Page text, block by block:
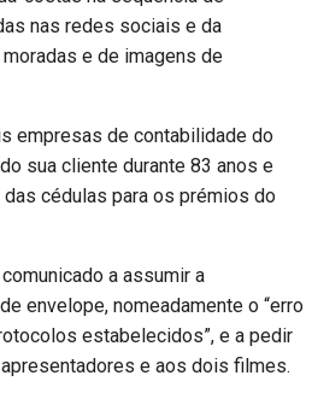
nas redes sociais e da
e de imagens de
empresas de contabilidade do
sua cliente durante 83 anos e
cédulas para os prémios do
a assumir a
envelope, nomeadamente o “erro
estabelecidos”, e a pedir
e aos dois filmes.